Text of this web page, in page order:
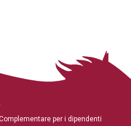
per i dipendenti